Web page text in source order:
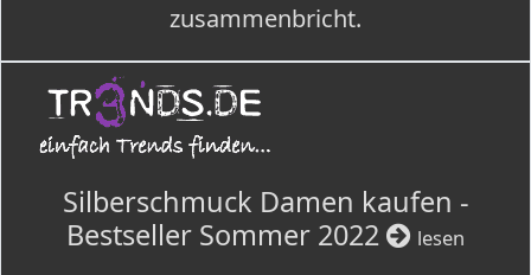
zusammenbricht.
Silberschmuck Damen kaufen -
Bestseller Sommer 2022
lesen